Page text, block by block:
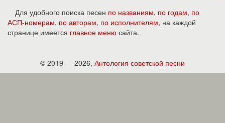
Для удобного поиска песен по названиям, по годам, по
АСП-номерам, по авторам, по исполнителям, на каждой
странице имеется главное меню сайта.
© 2019 — 2026, Антология советской песни